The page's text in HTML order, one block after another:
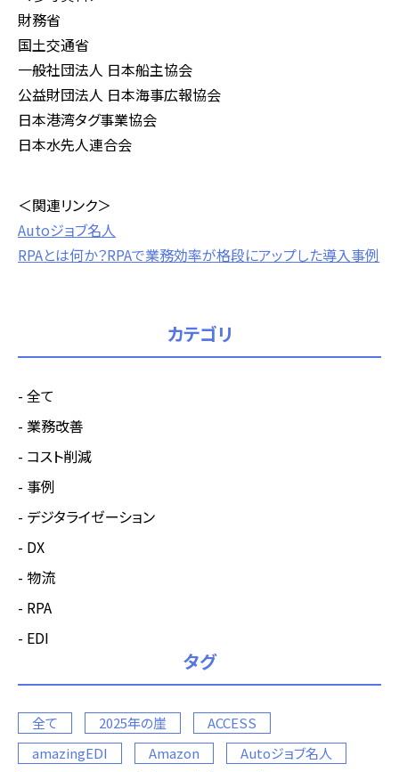
財務省
国土交通省
一般社団法人 日本船主協会
公益財団法人 日本海事広報協会
日本港湾タグ事業協会
日本水先人連合会
＜関連リンク＞
Autoジョブ名人
RPAとは何か？RPAで業務効率が格段にアップした導入事例
カテゴリ
全て
業務改善
コスト削減
事例
デジタライゼーション
DX
物流
RPA
EDI
タグ
全て 2025年の崖
ACCESS
amazingEDI
Amazon
Autoジョブ名人